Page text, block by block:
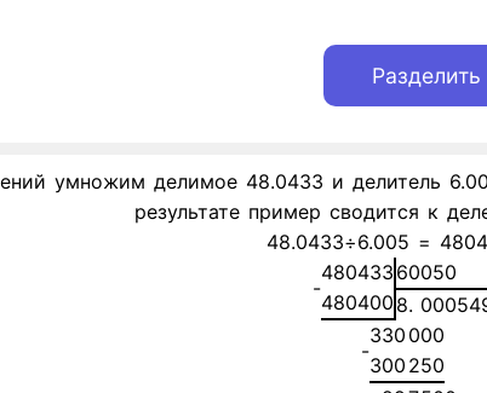
умножим делимое 48.0433 и делитель
результате пример сводится к
48.0433÷6.005 =
-
480433 60050
480400 8. 00054
-
330 000
300 250